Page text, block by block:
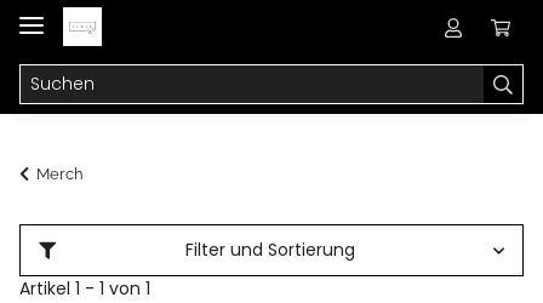
Merch
Filter und Sortierung
Artikel 1 - 1 von 1